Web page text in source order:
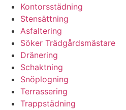
Kontorsstädning
Stensättning
Asfaltering
Söker Trädgårdsmästare
Dränering
Schaktning
Snöplogning
Terrassering
Trappstädning